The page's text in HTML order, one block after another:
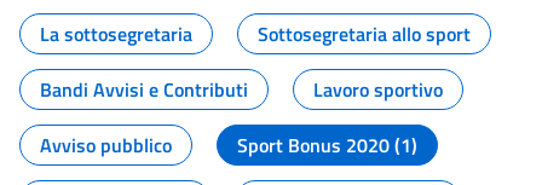
La sottosegretaria
Sottosegretaria allo sport
Bandi Avvisi e Contributi
Lavoro sportivo
Avviso pubblico
Sport Bonus 2020 (1)